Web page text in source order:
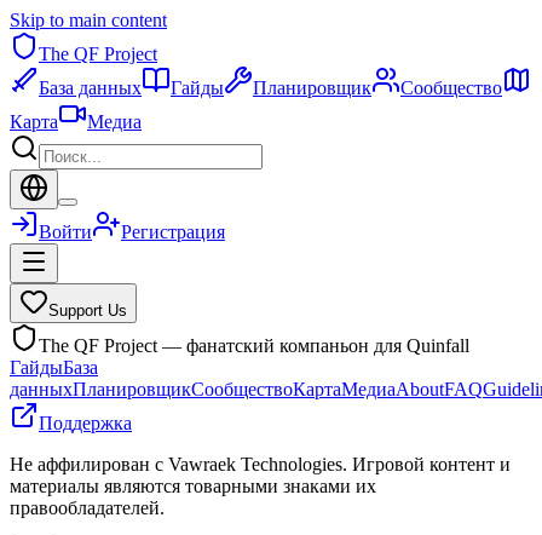
Skip to main content
The QF Project
База данных
Гайды Планировщик
Сообщество
Карта
Медиа
Войти Регистрация
Support Us
The QF Project — фанатский компаньон для Quinfall
ГайдыБаза
данныхПланировщикСообществоКартаМедиаAboutFAQ
Поддержка
Не аффилирован с Vawraek Technologies. Игровой контент и
материалы являются товарными знаками их
правообладателей.